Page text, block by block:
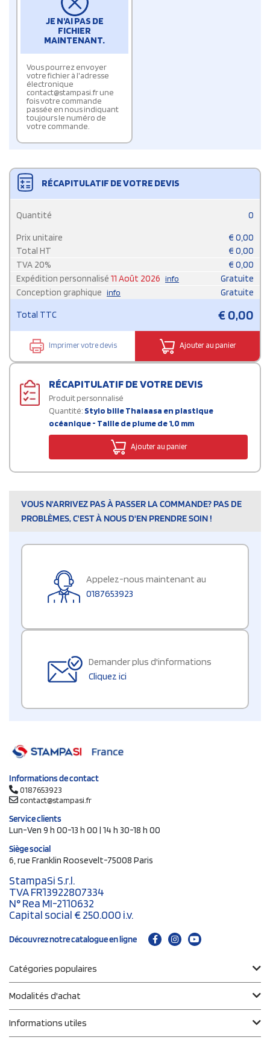
JE N'AI PAS DE
FICHIER
MAINTENANT.
Vous pourrez envoyer
votre fichier à l'adresse
électronique
contact@stampasi.fr une
fois votre commande
passée en nous indiquant
toujours le numéro de
votre commande.
RÉCAPITULATIF DE VOTRE DEVIS
Quantité 0
Prix unitaire € 0,00
Total HT
€ 0,00
TVA 20% € 0,00
Expédition personnalisé 11 Août 2026 info
Gratuite
Conception graphique info Gratuite
Total TTC €0,00
Imprimer votre devis Ajouter au panier
RÉCAPITULATIF DE VOTRE DEVIS
Produit personnalisé
Quantité: Stylo bille Thalaasa en plastique
océanique - Taille de plume de 1,0 mm
Ajouter au panier
VOUS N'ARRIVEZ PAS À PASSER LA COMMANDE? PAS DE
PROBLÈMES, C'EST À NOUS D'EN PRENDRE SOIN !
Appelez-nous maintenant au
0187653923
Demander plus d'informations
Cliquez ici
Informations de contact
0187653923
contact@stampasi.fr
Service clients
Lun-Ven 9 h 00-13 h 00 | 14 h 30-18 h 00
Siège social
6, rue Franklin Roosevelt-75008 Paris
StampaSi S.r.l.
TVA FR13922807334
N° Rea MI-2110632
Capital social € 250.000 i.v.
Découvrez notre catalogue en ligne
Catégories populaires
Modalités d'achat
Informations utiles